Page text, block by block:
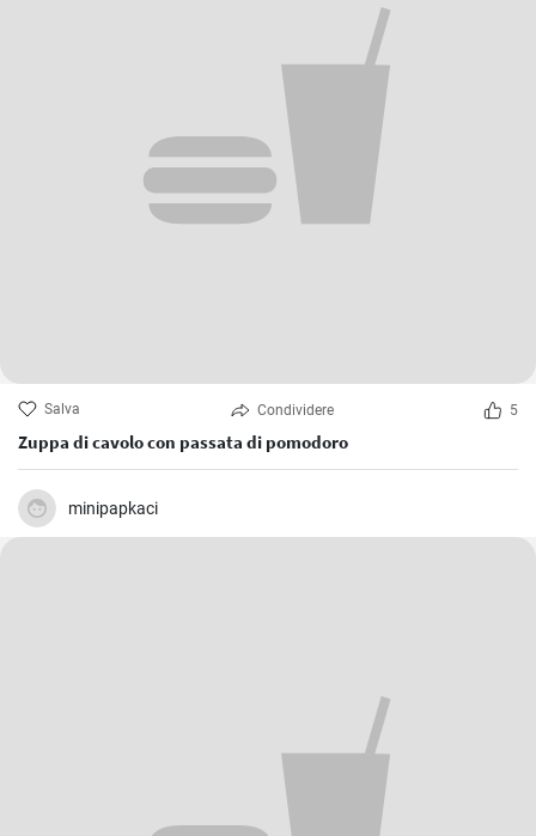
Salva Condividere 5
Zuppa di cavolo con passata di pomodoro
minipapkaci